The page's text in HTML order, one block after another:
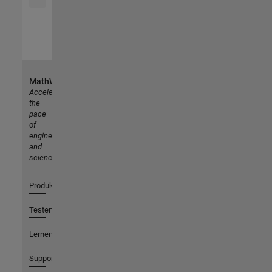
MathWorks
Accelerating
the
pace
of
engineering
and
science
Produkte
Testen oder Kaufen
Lernen
Support